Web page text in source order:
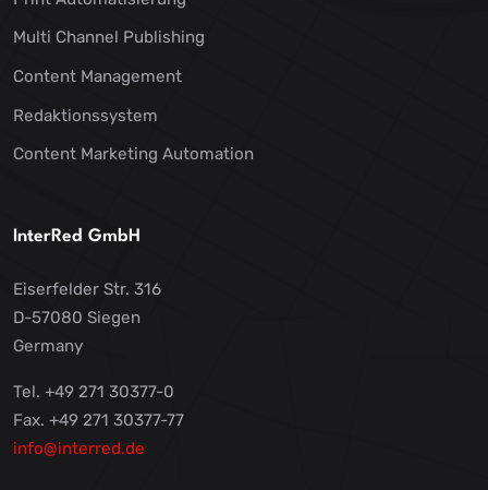
Multi Channel Publishing
Content Management
Redaktionssystem
Content Marketing Automation
InterRed GmbH
Eiserfelder Str. 316
D-57080 Siegen
Germany
Tel. +49 271 30377-0
Fax. +49 271 30377-77
info@interred.de